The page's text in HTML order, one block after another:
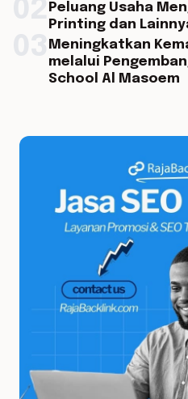
Peluang Usaha
Printing dan
Meningkatkan
melalui
School Al Masoem